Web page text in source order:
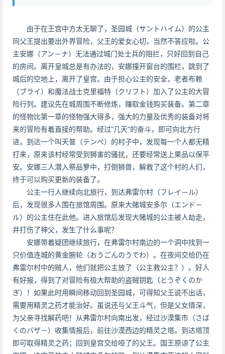
由于在王宫中方太无聊了，圣园城（サントハイム）的公主
同父王提出要出外界冒险，父王的爱女心切，当然不答应啦。公
主安娜（アン－ナ）无法通过城门处士兵的阻拦，只好回到自己
的房间。离开皇城总是有办法的，安娜撞开窗台的围栏，跳到了
城后的空地上，离开了皇宫。由于担心公主的安全，老者布赖
（ブライ）和魔法战士克里福特（クリフト）加入了公主的大冒
险行列。建议先在城周围不断修炼，赚取金钱购买装备。第二章
的怪物比第一章的怪物强大得多，强大的力量及优秀的装备对将
来的冒险有着直接的帮助。经过“几天”的奋斗，即可向北方行
进。到达一个叫天普（テンぺ）的村子中，发现每一个人都无精
打来，原来该村经常受到狮害的骚扰，还要经常送上果品以保平
安。安娜三人潜入祭品箩中，打倒狮兽，解救了这个村的人们，
终于可以购买更新的装备了。
公主一行人继续向北旅行，到达弗雷尔村（フレイ－ル）
后，发现很多人围在旅馆周围。原来大赌城安多尔（エンド－
ル）的公主住在此他。进入旅馆后发现大赌城的公主被人劫走，
井打伤了神父，发生了什么事呢？
安娜带着疑团继续旅行，在弗雷尔村南边的一个洞中找到一
只价值连城的黄金腕轮（おうごんのうでわ）。在夜间交给仍在
弗雷尔村中的贼人，他们就把公主放了（公主救公主？）。好人
有好报，得到了对冒险有极大帮助的盗贼钥匙（とうぞくのか
ぎ）！如果此时用瞬间移动回到圣园城，可得知父王说不出话，
需要用精灵之药才能治好。虽说还与父王斗气，但是父女情深，
为父亲寻找解药吧！从弗雷尔村向南出发，经过沙漠集市（さば
くのバザ－）收集情报后，前往沙漠西边的精灵之塔。到达塔顶
即可取得精灵之药；回到皇宫交给哑了的父王。国王原谅了公主